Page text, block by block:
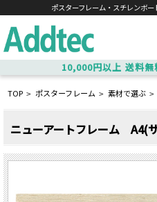
ポスターフレーム・スチレンボー
10,000円以上 送料無
TOP > ポスターフレーム > 素材で選ぶ >
ニューアートフレーム A4(